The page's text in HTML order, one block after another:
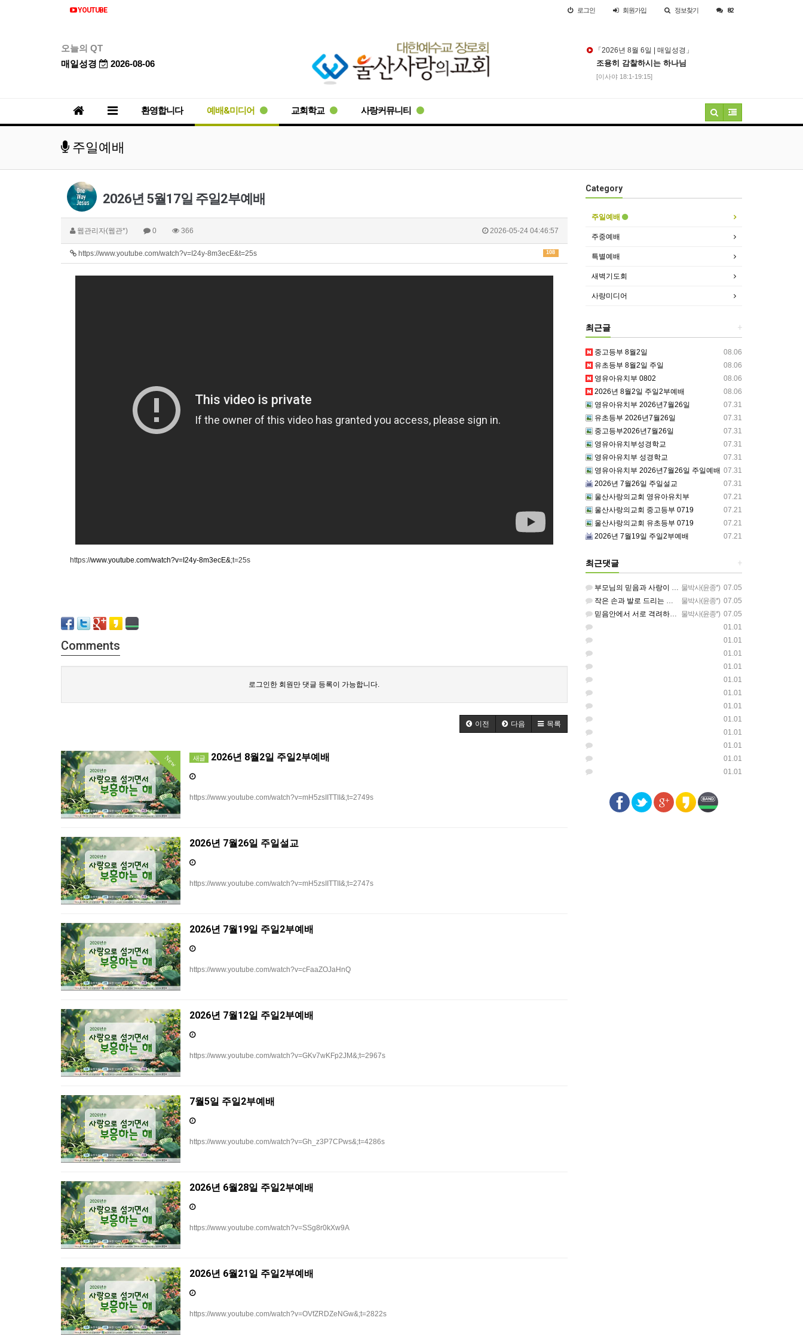
YOUTUBE 로그인 회원가입 정보찾기 82
오늘의 QT
매일성경
2026-08-06
「2026년 8월 6일 | 매일성경」
조용히 감찰하시는 하나님
[이사야 18:1-19:15]
환영합니다 예배&미디어 교회학교 사랑커뮤니티
주일예배
2026년 5월17일 주일2부예배
웹관리자(웹관*) 0 366 2026-05-24 04:46:57
108
https://www.youtube.com/watch?v=I24y-8m3ecE&t=25s
https://www.youtube.com/watch?v=I24y-8m3ecE&;t=25s
Comments
로그인한 회원만 댓글 등록이 가능합니다.
이전 다음 목록
New 새글 2026년 8월2일 주일2부예배
https://www.youtube.com/watch?v=mH5zsIITTII&;t=2749s
2026년 7월26일 주일설교
https://www.youtube.com/watch?v=mH5zsIITTII&;t=2747s
2026년 7월19일 주일2부예배
https://www.youtube.com/watch?v=cFaaZOJaHnQ
2026년 7월12일 주일2부예배
https://www.youtube.com/watch?v=GKv7wKFp2JM&;t=2967s
7월5일 주일2부예배
https://www.youtube.com/watch?v=Gh_z3P7CPws&;t=4286s
2026년 6월28일 주일2부예배
https://www.youtube.com/watch?v=SSg8r0kXw9A
2026년 6월21일 주일2부예배
https://www.youtube.com/watch?v=OVfZRDZeNGw&;t=2822s
Category
주일예배
주중예배
특별예배
새벽기도회
사랑미디어
+
최근글
08.06
중고등부 8월2일
08.06
유초등부 8월2일 주일
08.06
영유아유치부 0802
08.06
2026년 8월2일 주일2부예배
07.31
영유아유치부 2026년7월26일
07.31
유초등부 2026년7월26일
07.31
중고등부2026년7월26일
07.31
영유아유치부성경학교
07.31
영유아유치부 성경학교
07.31
영유아유치부 2026년7월26일 주일예배
07.31
2026년 7월26일 주일설교
07.21
울산사랑의교회 영유아유치부
07.21
울산사랑의교회 중고등부 0719
07.21
울산사랑의교회 유초등부 0719
07.21
2026년 7월19일 주일2부예배
+
최근댓글
물박사(윤종*) 07.05
부모님의 믿음과 사랑이 아이들에게 아름답게 이어지길 축복합니다
물박사(윤종*) 07.05
작은 손과 발로 드리는 찬양이 참 아름답습니다 하나님의 사랑이 늘 함께하길 기도합니다
물박사(윤종*) 07.05
믿음안에서 서로 격려하며 아름답게 성장하는 중고등부가 되길 응원합니다
01.01
01.01
01.01
01.01
01.01
01.01
01.01
01.01
01.01
01.01
01.01
01.01